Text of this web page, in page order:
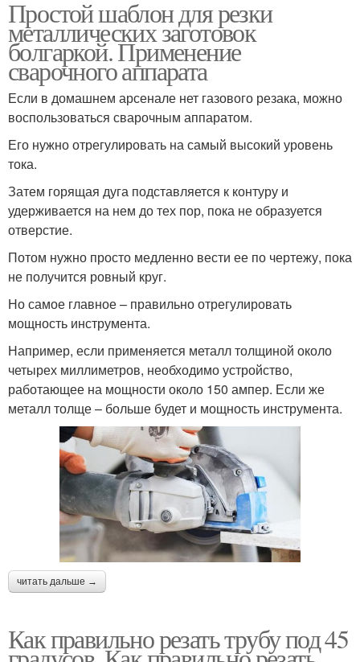
Простой шаблон для резки
металлических заготовок
болгаркой. Применение
сварочного аппарата
Если в домашнем арсенале нет газового резака, можно
воспользоваться сварочным аппаратом.
Его нужно отрегулировать на самый высокий уровень
тока.
Затем горящая дуга подставляется к контуру и
удерживается на нем до тех пор, пока не образуется
отверстие.
Потом нужно просто медленно вести ее по чертежу, пока
не получится ровный круг.
Но самое главное – правильно отрегулировать
мощность инструмента.
Например, если применяется металл толщиной около
четырех миллиметров, необходимо устройство,
работающее на мощности около 150 ампер. Если же
металл толще – больше будет и мощность инструмента.
читать дальше →
Как правильно резать трубу под 45